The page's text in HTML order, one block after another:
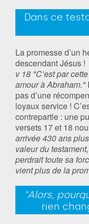
Dans ce
La promesse d’un
descendant Jésus !
v 18 "C’est par
amour à Abraham."
pas d’une
loyaux service !
contrepartie : une
versets 17 et 18
arrivée 430 ans
valeur du
perdrait toute sa
vient plus de la
"Alors,
rien